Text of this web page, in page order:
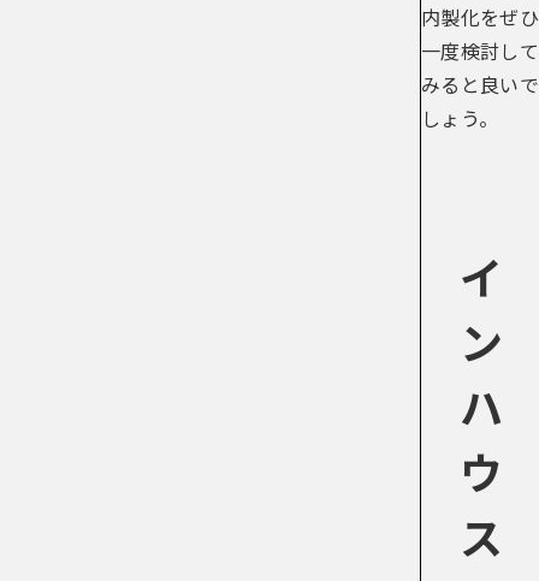
内製化をぜひ
一度検討して
みると良いで
しょう。
イ
ン
ハ
ウ
ス